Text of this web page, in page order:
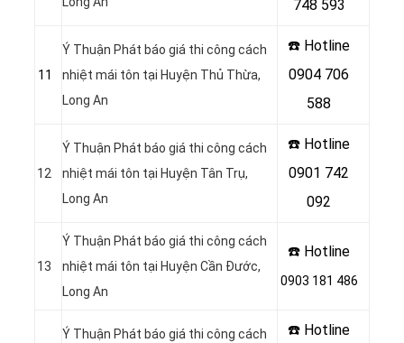
748 593
11
Ý Thuận Phát báo giá thi công cách
nhiệt mái tôn tại Huyện Thủ Thừa,
Long An
☎️ Hotline
0904 706
588
12
Ý Thuận Phát báo giá thi công cách
nhiệt mái tôn tại Huyện Tân Trụ,
Long An
☎️ Hotline
0901 742
092
13
Ý Thuận Phát báo giá thi công cách
nhiệt mái tôn tại Huyện Cần Đước,
Long An
☎️ Hotline
0903 181 486
Ý Thuận Phát báo giá thi công cách
☎️ Hotline